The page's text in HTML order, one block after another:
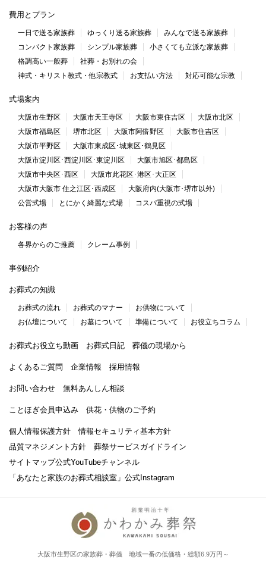
費用とプラン
一日で送る家族葬 ゆっくり送る家族葬
みんなで送る家族葬
コンパクト家族葬
シンプル家族葬
小さくても立派な家族葬
格調高い一般葬
社葬・お別れの会
神式・キリスト教式・他宗教式
お支払い方法 対応可能な宗教
式場案内
大阪市生野区 大阪市天王寺区 大阪市東住吉区
大阪市北区
大阪市福島区
堺市北区 大阪市阿倍野区
大阪市住吉区
大阪市平野区
大阪市東成区･城東区･鶴見区
大阪市淀川区･西淀川区･東淀川区
大阪市旭区･都島区
大阪市中央区･西区
大阪市此花区･港区･大正区
大阪市大阪市 住之江区･西成区
大阪府内(大阪市･堺市以外)
公営式場
とにかく綺麗な式場 コスパ重視の式場
お客様の声
各界からのご推薦 クレーム事例
事例紹介
お葬式の知識
お葬式の流れ お葬式のマナー
お供物について
お仏壇について
お墓について 準備について お役立ちコラム
お葬式お役立ち動画 お葬式日記 葬儀の現場から
よくあるご質問 企業情報 採用情報
お問い合わせ 無料あんしん相談
ことほぎ会員申込み 供花・供物のご予約
個人情報保護方針
情報セキュリティ基本方針
品質マネジメント方針
葬祭サービスガイドライン
サイトマップ公式YouTubeチャンネル
「あなたと家族のお葬式相談室」 公式Instagram
大阪市生野区の家族葬・葬儀 地域一番の低価格・総額6.9万円～